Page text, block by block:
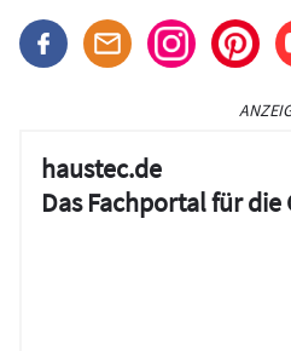
haustec.de
Das Fachportal für